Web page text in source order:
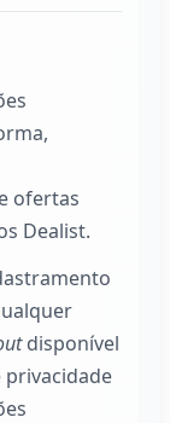
ofertas
Dealist.
disponível
privacidade